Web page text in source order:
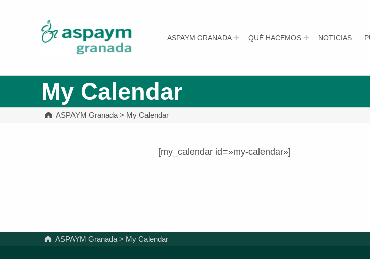
ASPAYM GRANADA QUÉ HACEMOS NOTICIAS
My Calendar
ASPAYM Granada > My Calendar
[my_calendar id=»my-calendar»]
Volver a la navegación principal
ASPAYM Granada> My Calendar